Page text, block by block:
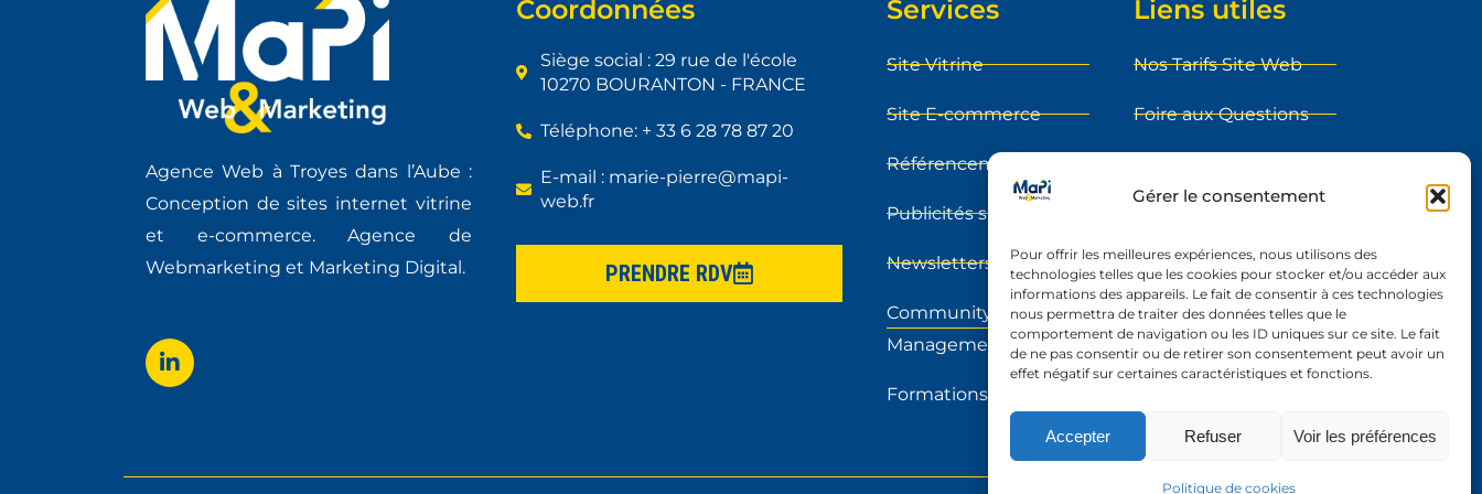
Gérer le consentement
Pour offrir les meilleures expériences, nous utilisons des
technologies telles que les cookies pour stocker et/ou accéder aux
informations des appareils. Le fait de consentir à ces technologies
nous permettra de traiter des données telles que le
comportement de navigation ou les ID uniques sur ce site. Le fait
de ne pas consentir ou de retirer son consentement peut avoir un
effet négatif sur certaines caractéristiques et fonctions.
Accepter Refuser Voir les préférences
Politique de cookies
Agence Web à Troyes dans l’Aube :
Conception de sites internet vitrine
et e-commerce. Agence de
Webmarketing et Marketing Digital.
Coordonnées
Siège social : 29 rue de l'école
10270 BOURANTON - FRANCE
Téléphone: + 33 6 28 78 87 20
E-mail : marie-pierre@mapi-
web.fr
PRENDRE RDV
Services
Site Vitrine
Site E-commerce
Référencement
Publicités sur le web
Newsletters
Community
Management
Formations
Liens utiles
Nos Tarifs Site Web
Foire aux Questions
Réalisations
Contact